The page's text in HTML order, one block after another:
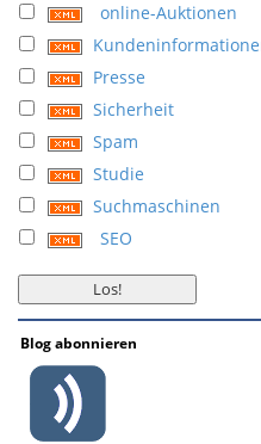
online-Auktionen
Presse
Sicherheit
Spam
Studie
Suchmaschinen
SEO
Blog abonnieren